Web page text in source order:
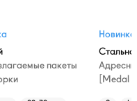
пакеты
Новинка
[Medal